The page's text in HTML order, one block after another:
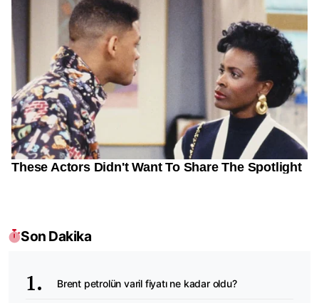
Son Dakika
Brent petrolün varil fiyatı ne kadar oldu?